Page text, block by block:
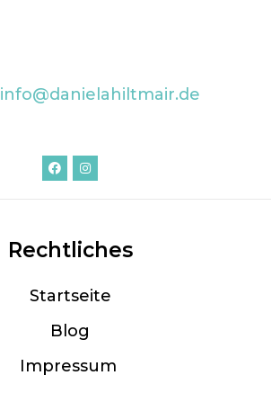
info@danielahiltmair.de
Rechtliches
Startseite
Blog
Impressum